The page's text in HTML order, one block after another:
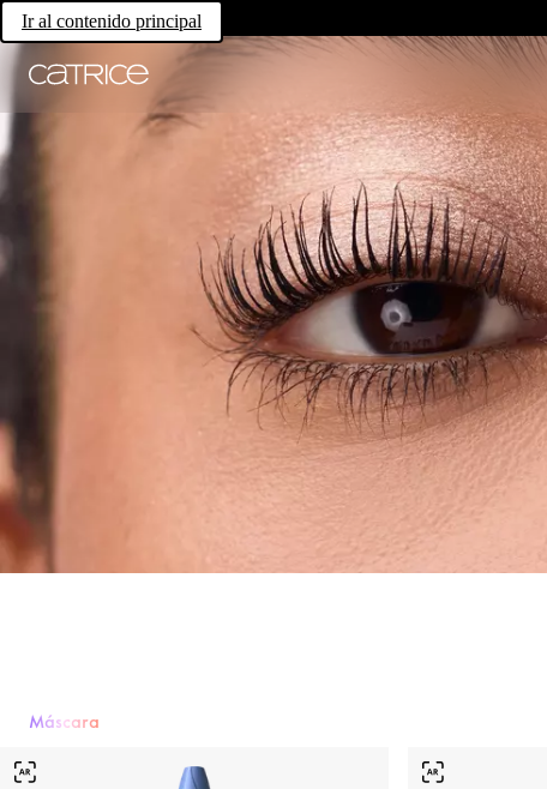
Ir al contenido principal
Máscara